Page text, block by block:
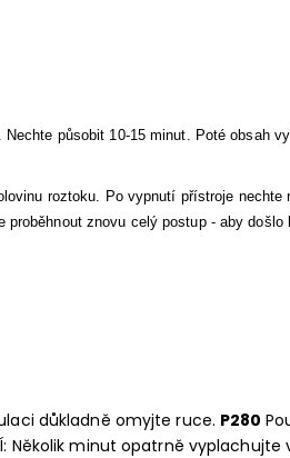
působit 10-15 minut. Poté obsah
roztoku. Po vypnutí přístroje
znovu celý postup - aby
důkladně omyjte ruce. P280
Několik minut opatrně